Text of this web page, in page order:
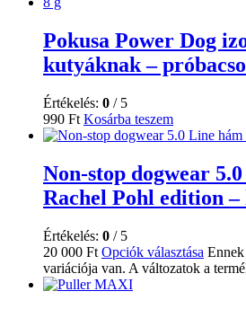
Pokusa Power Dog
kutyáknak –
Értékelés: 0 / 5
990 Ft Kosárba teszem
Non-stop dogwear
Rachel Pohl edition
Értékelés: 0 / 5
20 000 Ft Opciók választása
variációja van. A változatok a